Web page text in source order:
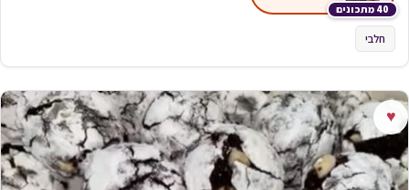
40 מתכונים
חלבי
♥